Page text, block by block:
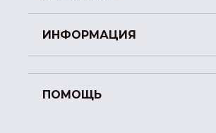
ИНФОРМАЦИЯ
ПОМОЩЬ